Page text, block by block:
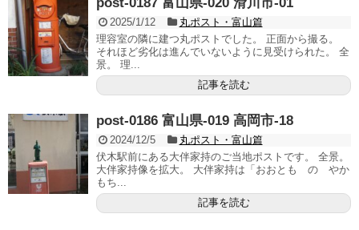
post-0187 富山県-020 滑川市-01
2025/1/12
丸ポスト・富山篇
理容室の隣に建つ丸ポストでした。 正面から撮る。
それほど劣化は進んでいないように見受けられた。 全
景。 理...
記事を読む
post-0186 富山県-019 高岡市-18
2024/12/5
丸ポスト・富山篇
伏木駅前にある大伴家持のご当地ポストです。 全景。
大伴家持像を拡大。 大伴家持は「おおとも の やか
もち...
記事を読む